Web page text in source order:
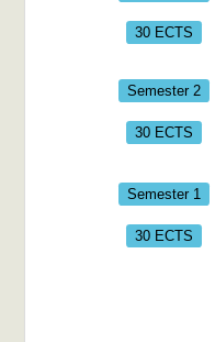
30 ECTS
Semester 2
30 ECTS
Semester 1
30 ECTS